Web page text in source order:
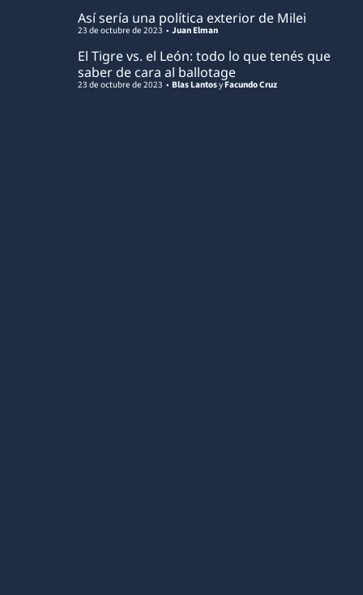
Así sería una política exterior de Milei
Juan Elman
23 de octubre de 2023
El Tigre vs. el León: todo lo que tenés que
saber de cara al ballotage
Blas LantosyFacundo Cruz
23 de octubre de 2023